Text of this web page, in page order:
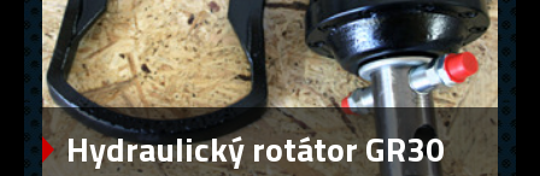
Hydraulický rotátor GR30